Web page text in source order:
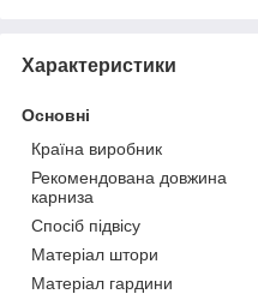
Характеристики
Основні
Країна виробник
Рекомендована довжина
карниза
Спосіб підвісу
Матеріал штори
Матеріал гардини